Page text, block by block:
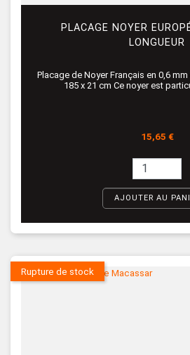
PLACAGE NOYER
LONGUEUR
Placage de Noyer Français en 0,6
185 x 21 cm Ce noyer est
Prix
15,65 €
AJOUTER AU
Rupture de stock